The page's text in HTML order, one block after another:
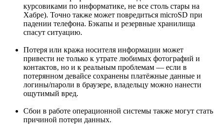
курсовиками по информатике, не все столь стары на
Хабре). Точно также может повредиться microSD при
падении телефона. Бэкапы и резервные хранилища
спасут ситуацию.
Потеря или кража носителя информации может
привести не только к утрате любимых фотографий и
контактов, но и к реальным проблемам — если в
потерянном девайсе сохранены платёжные данные и
логины/пароли в браузере, владельцу можно нанести
ощутимый вред.
Сбои в работе операционной системы также могут стать
причиной потери данных.